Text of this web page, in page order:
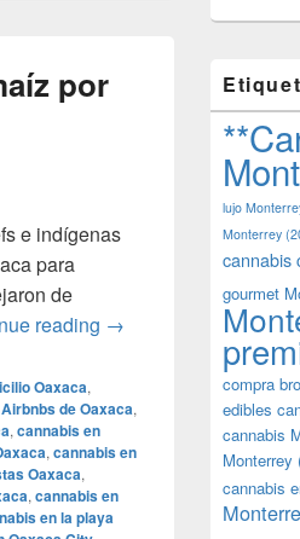
por
e indígenas
para
de
reading Indígenas de Oaxaca
→
Oaxaca,
de Oaxaca,
, cannabis en
, cannabis en
Oaxaca,
, cannabis en
en la playa
lujo
Monterrey
cannabis
gourmet
compra
edibles
cannabis
Monterrey
cannabis